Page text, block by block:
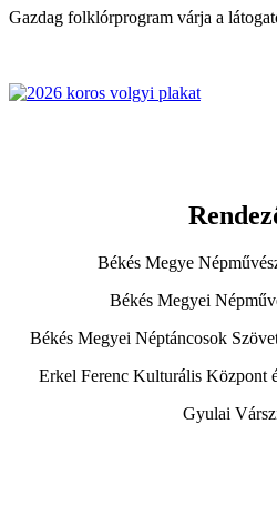
Gazdag folklórprogram várja a
Békés Megye
Békés Megyei
Békés Megyei Néptáncosok
Erkel Ferenc Kulturális Központ
Gyulai